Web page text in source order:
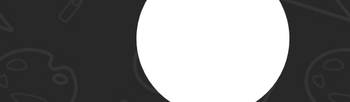
恭喜133****6466用户作品
恭喜131****1475用户作品